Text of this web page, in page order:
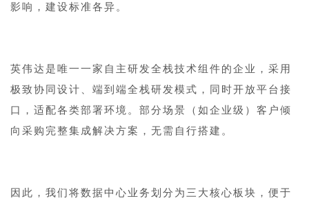
影响，建设标准各异。
英伟达是唯一一家自主研发全栈技术组件的企业，采用
极致协同设计、端到端全栈研发模式，同时开放平台接
口，适配各类部署环境。部分场景（如企业级）客户倾
向采购完整集成解决方案，无需自行搭建。
因此，我们将数据中心业务划分为三大核心板块，便于